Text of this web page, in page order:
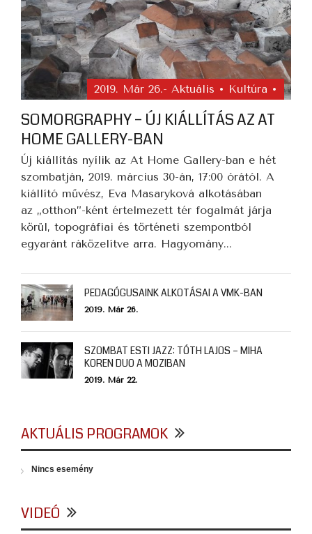
- Aktuális • Kultúra •
2019. Már 26.
SOMORGRAPHY – ÚJ KIÁLLÍTÁS AZ AT
HOME GALLERY-BAN
Új kiállítás nyílik az At Home Gallery-ban e hét
szombatján, 2019. március 30-án, 17:00 órától. A
kiállító művész, Eva Masaryková alkotásában
az „otthon”-ként értelmezett tér fogalmát járja
körül, topográfiai és történeti szempontból
egyaránt ráközelítve arra. Hagyomány...
PEDAGÓGUSAINK ALKOTÁSAI A VMK-BAN
2019. Már 26.
SZOMBAT ESTI JAZZ: TÓTH LAJOS – MIHA
KOREN DUO A MOZIBAN
2019. Már 22.
AKTUÁLIS PROGRAMOK
Nincs esemény
VIDEÓ